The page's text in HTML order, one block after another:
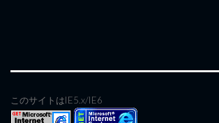
このサイトはIE5.x/IE6